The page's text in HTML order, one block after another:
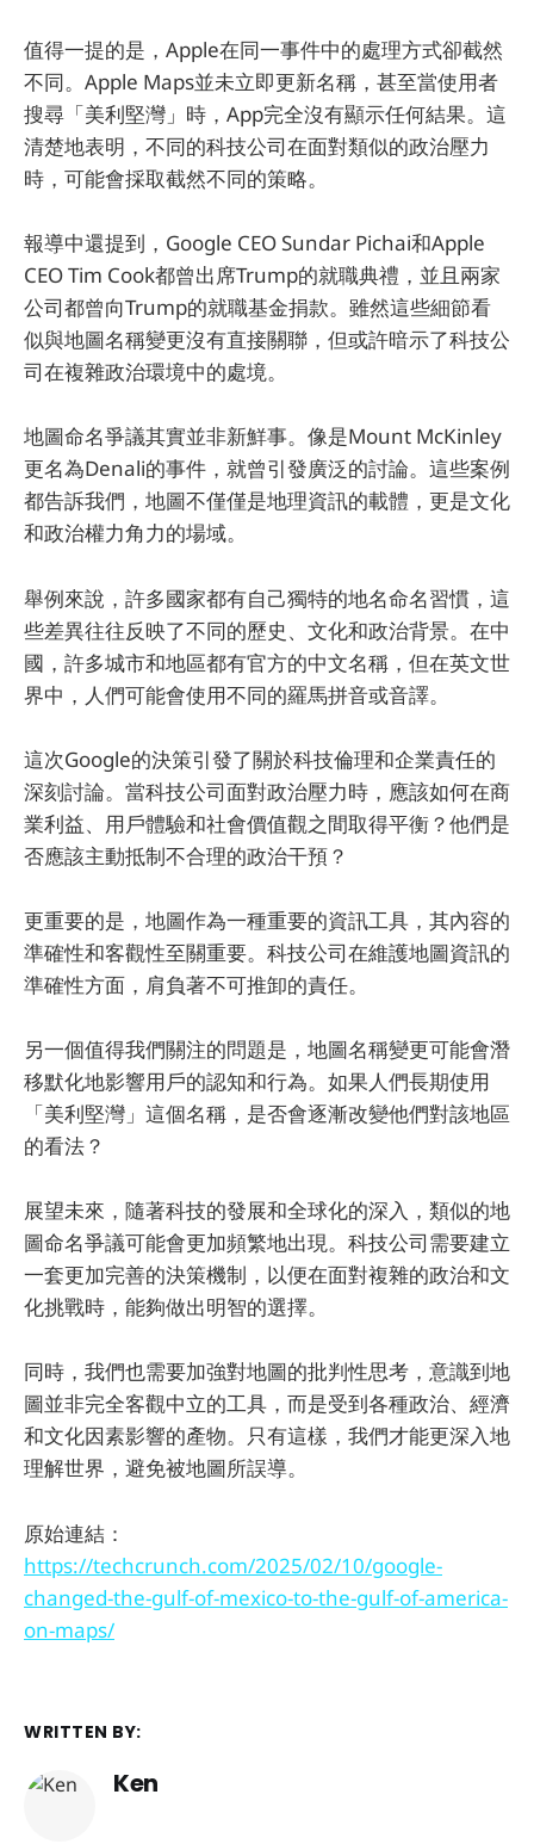
值得一提的是，Apple在同一事件中的處理方式卻截然
不同。Apple Maps並未立即更新名稱，甚至當使用者
搜尋「美利堅灣」時，App完全沒有顯示任何結果。這
清楚地表明，不同的科技公司在面對類似的政治壓力
時，可能會採取截然不同的策略。
報導中還提到，Google CEO Sundar Pichai和Apple
CEO Tim Cook都曾出席Trump的就職典禮，並且兩家
公司都曾向Trump的就職基金捐款。雖然這些細節看
似與地圖名稱變更沒有直接關聯，但或許暗示了科技公
司在複雜政治環境中的處境。
地圖命名爭議其實並非新鮮事。像是Mount McKinley
更名為Denali的事件，就曾引發廣泛的討論。這些案例
都告訴我們，地圖不僅僅是地理資訊的載體，更是文化
和政治權力角力的場域。
舉例來說，許多國家都有自己獨特的地名命名習慣，這
些差異往往反映了不同的歷史、文化和政治背景。在中
國，許多城市和地區都有官方的中文名稱，但在英文世
界中，人們可能會使用不同的羅馬拼音或音譯。
這次Google的決策引發了關於科技倫理和企業責任的
深刻討論。當科技公司面對政治壓力時，應該如何在商
業利益、用戶體驗和社會價值觀之間取得平衡？他們是
否應該主動抵制不合理的政治干預？
更重要的是，地圖作為一種重要的資訊工具，其內容的
準確性和客觀性至關重要。科技公司在維護地圖資訊的
準確性方面，肩負著不可推卸的責任。
另一個值得我們關注的問題是，地圖名稱變更可能會潛
移默化地影響用戶的認知和行為。如果人們長期使用
「美利堅灣」這個名稱，是否會逐漸改變他們對該地區
的看法？
展望未來，隨著科技的發展和全球化的深入，類似的地
圖命名爭議可能會更加頻繁地出現。科技公司需要建立
一套更加完善的決策機制，以便在面對複雜的政治和文
化挑戰時，能夠做出明智的選擇。
同時，我們也需要加強對地圖的批判性思考，意識到地
圖並非完全客觀中立的工具，而是受到各種政治、經濟
和文化因素影響的產物。只有這樣，我們才能更深入地
理解世界，避免被地圖所誤導。
原始連結：
https://techcrunch.com/2025/02/10/google-
changed-the-gulf-of-mexico-to-the-gulf-of-america-
on-maps/
WRITTEN BY:
Ken